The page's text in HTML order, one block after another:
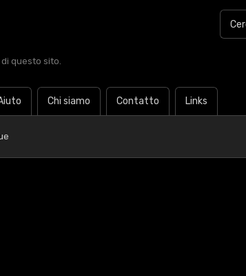
questo sito.
Chi siamo Contatto Links